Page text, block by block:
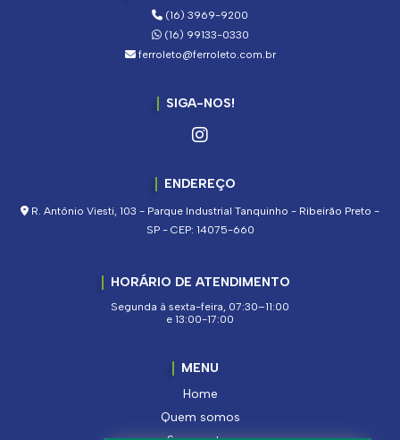
(16) 3969-9200
(16) 99133-0330
ferroleto@ferroleto.com.br
SIGA-NOS!
ENDEREÇO
R. Antônio Viesti, 103 - Parque Industrial Tanquinho - Ribeirão Preto -
SP - CEP: 14075-660
HORÁRIO DE ATENDIMENTO
Segunda à sexta-feira, 07:30–11:00
e 13:00-17:00
MENU
Home
Quem somos